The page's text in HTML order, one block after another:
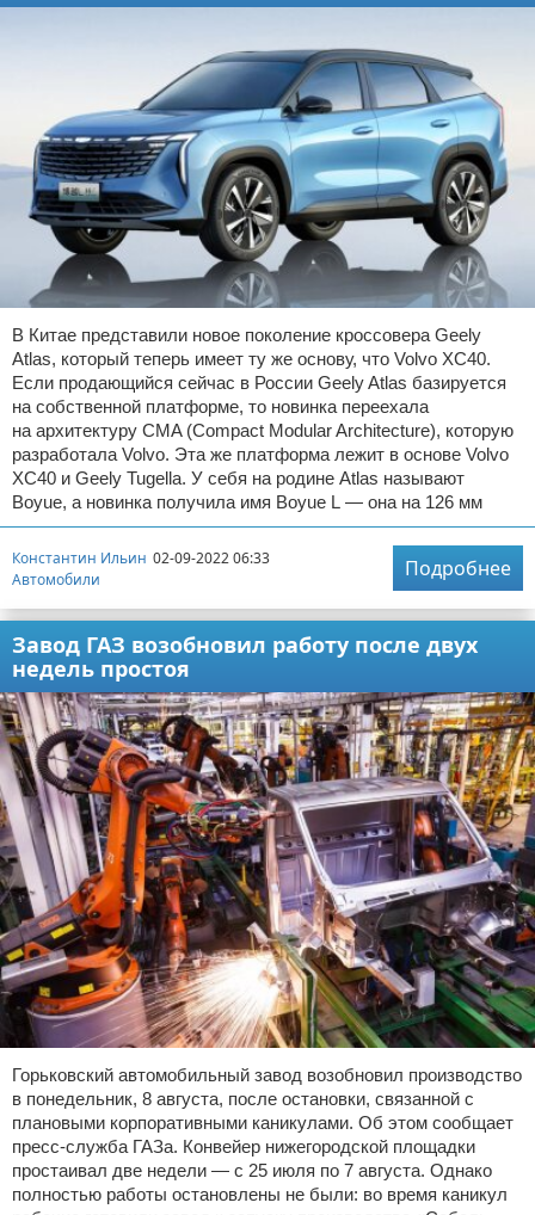
В Китае представили новое поколение кроссовера Geely
Atlas, который теперь имеет ту же основу, что Volvo XC40.
Если продающийся сейчас в России Geely Atlas базируется
на собственной платформе, то новинка переехала
на архитектуру CMA (Compact Modular Architecture), которую
разработала Volvo. Эта же платформа лежит в основе Volvo
XC40 и Geely Tugella. У себя на родине Atlas называют
Boyue, а новинка получила имя Boyue L — она на 126 мм
Константин Ильин 02-09-2022 06:33
Автомобили
Подробнее
Завод ГАЗ возобновил работу после двух
недель простоя
Горьковский автомобильный завод возобновил производство
в понедельник, 8 августа, после остановки, связанной с
плановыми корпоративными каникулами. Об этом сообщает
пресс-служба ГАЗа. Конвейер нижегородской площадки
простаивал две недели — с 25 июля по 7 августа. Однако
полностью работы остановлены не были: во время каникул